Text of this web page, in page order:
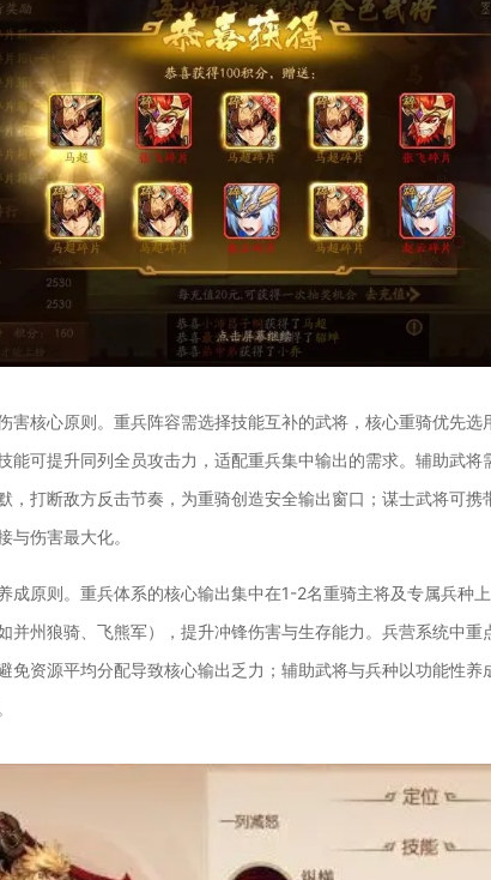
害核心原则。重兵阵容需选择技能互补的武将，核心重骑优先
能可提升同列全员攻击力，适配重兵集中输出的需求。辅助武
，打断敌方反击节奏，为重骑创造安全输出窗口；谋士武将可
与伤害最大化。
成原则。重兵体系的核心输出集中在1-2名重骑主将及专属兵种
并州狼骑、飞熊军），提升冲锋伤害与生存能力。兵营系统中
免资源平均分配导致核心输出乏力；辅助武将与兵种以功能性养